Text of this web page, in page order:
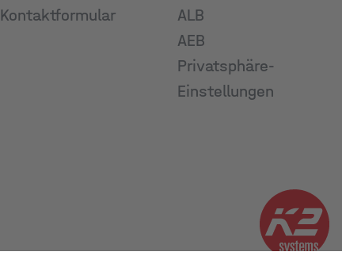
Kontaktformular
ALB
AEB
Privatsphäre-
Einstellungen